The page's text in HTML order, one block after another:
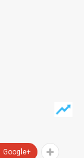
Google+